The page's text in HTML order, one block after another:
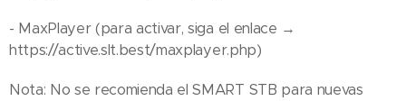
- MaxPlayer (para activar, siga el enlace →
https://active.slt.best/maxplayer.php)
Nota: No se recomienda el SMART STB para nuevas